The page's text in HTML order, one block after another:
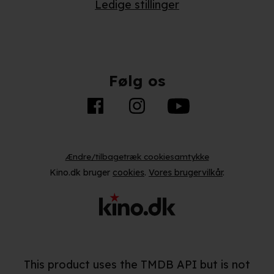
Ledige stillinger
Følg os
Ændre/tilbagetræk cookiesamtykke
Kino.dk bruger cookies. Vores brugervilkår.
This product uses the TMDB API but is not